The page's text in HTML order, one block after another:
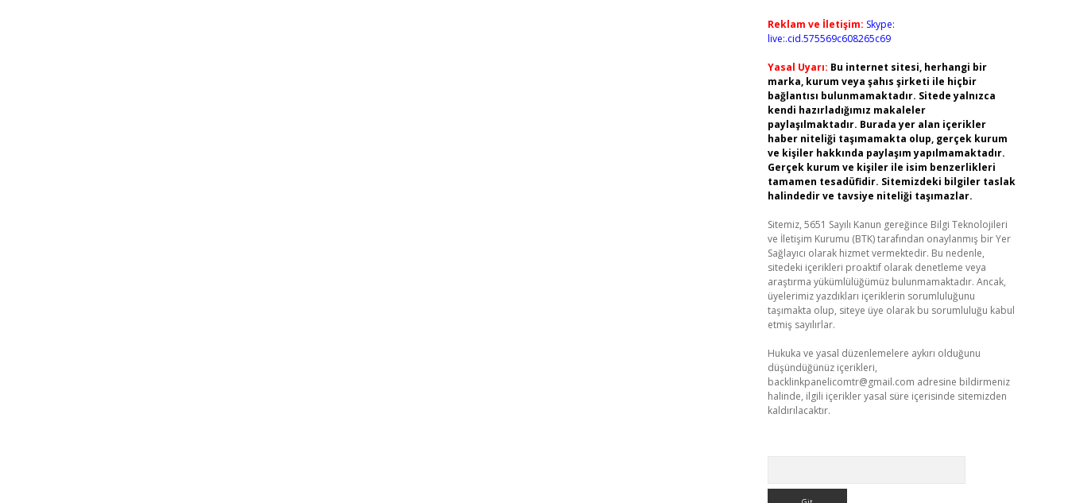
Reklam ve İletişim: Skype:
live:.cid.575569c608265c69
Yasal Uyarı: Bu internet sitesi, herhangi bir
marka, kurum veya şahıs şirketi ile hiçbir
bağlantısı bulunmamaktadır. Sitede yalnızca
kendi hazırladığımız makaleler
paylaşılmaktadır. Burada yer alan içerikler
haber niteliği taşımamakta olup, gerçek kurum
ve kişiler hakkında paylaşım yapılmamaktadır.
Gerçek kurum ve kişiler ile isim benzerlikleri
tamamen tesadüfidir. Sitemizdeki bilgiler taslak
halindedir ve tavsiye niteliği taşımazlar.
Sitemiz, 5651 Sayılı Kanun gereğince Bilgi Teknolojileri
ve İletişim Kurumu (BTK) tarafından onaylanmış bir Yer
Sağlayıcı olarak hizmet vermektedir. Bu nedenle,
sitedeki içerikleri proaktif olarak denetleme veya
araştırma yükümlülüğümüz bulunmamaktadır. Ancak,
üyelerimiz yazdıkları içeriklerin sorumluluğunu
taşımakta olup, siteye üye olarak bu sorumluluğu kabul
etmiş sayılırlar.
Hukuka ve yasal düzenlemelere aykırı olduğunu
düşündüğünüz içerikleri,
backlinkpanelicomtr@gmail.com adresine bildirmeniz
halinde, ilgili içerikler yasal süre içerisinde sitemizden
kaldırılacaktır.